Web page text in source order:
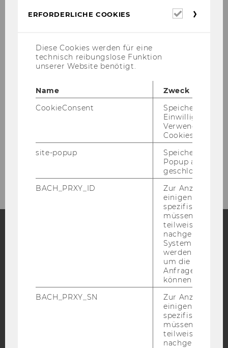
Teaching
Research Projects
Consulting, Training
Blog
YouTube NewsletterBluesky
ERFORDERLICHE COOKIES
Diese Cookies werden für eine
technisch reibungslose Funktion
unserer Website benötigt.
Name
Zweck
CookieConsent
Speichert Ihre
Einwilligung zur
Verwendung von
Cookies.
site-popup
Speichert ob ein
Popup
geschlossen
BACH_PRXY_ID
Zur Anzeige von
einigen WU-
spezifischen
müssen
teilweise von
nachgelagerten
System
werden.
um die Antwort
Anfrage
können.
BACH_PRXY_SN
Zur Anzeige von
einigen WU-
spezifischen
müssen
teilweise von
nachgelagerten